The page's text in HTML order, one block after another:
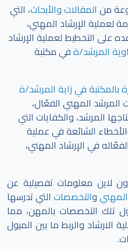
من المقالات والأبحاث، التي
لعملية الإرشاد المهني،
على التخطيط لعملية الإرشاد
المرشد/ةفي مكتبة
بالمكتبة في زاية المرشد/ة
المهني الفعّال،
المرشد، والكفايات التي
الشائعة في عملية
في الإرشاد المهني،
لاين معلومات تفصيلية عن
والتخصصات التي تدرسها
تلك التخصصات بالمهن، مما
الارشاد والربط ما بين الميول